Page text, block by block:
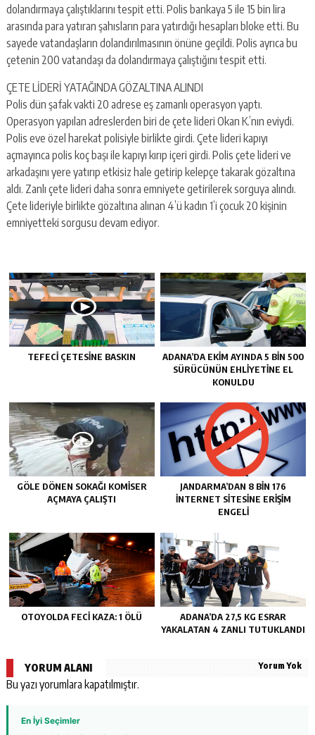
dolandırmaya çalıştıklarını tespit etti. Polis bankaya 5 ile 15 bin lira
arasında para yatıran şahısların para yatırdığı hesapları bloke etti. Bu
sayede vatandaşların dolandırılmasının önüne geçildi. Polis ayrıca bu
çetenin 200 vatandaşı da dolandırmaya çalıştığını tespit etti.
ÇETE LİDERİ YATAĞINDA GÖZALTINA ALINDI
Polis dün şafak vakti 20 adrese eş zamanlı operasyon yaptı.
Operasyon yapılan adreslerden biri de çete lideri Okan K.’nın eviydi.
Polis eve özel harekat polisiyle birlikte girdi. Çete lideri kapıyı
açmayınca polis koç başı ile kapıyı kırıp içeri girdi. Polis çete lideri ve
arkadaşını yere yatırıp etkisiz hale getirip kelepçe takarak gözaltına
aldı. Zanlı çete lideri daha sonra emniyete getirilerek sorguya alındı.
Çete lideriyle birlikte gözaltına alınan 4’ü kadın 1’i çocuk 20 kişinin
emniyetteki sorgusu devam ediyor.
TEFECİ ÇETESİNE BASKIN
ADANA’DA EKİM AYINDA 5 BİN 500
SÜRÜCÜNÜN EHLİYETİNE EL
KONULDU
GÖLE DÖNEN SOKAĞI KOMİSER
AÇMAYA ÇALIŞTI
JANDARMA’DAN 8 BİN 176
İNTERNET SİTESİNE ERİŞİM
ENGELİ
OTOYOLDA FECİ KAZA: 1 ÖLÜ
ADANA’DA 27,5 KG ESRAR
YAKALATAN 4 ZANLI TUTUKLANDI
YORUM ALANI Yorum Yok
Bu yazı yorumlara kapatılmıştır.
En İyi Seçimler